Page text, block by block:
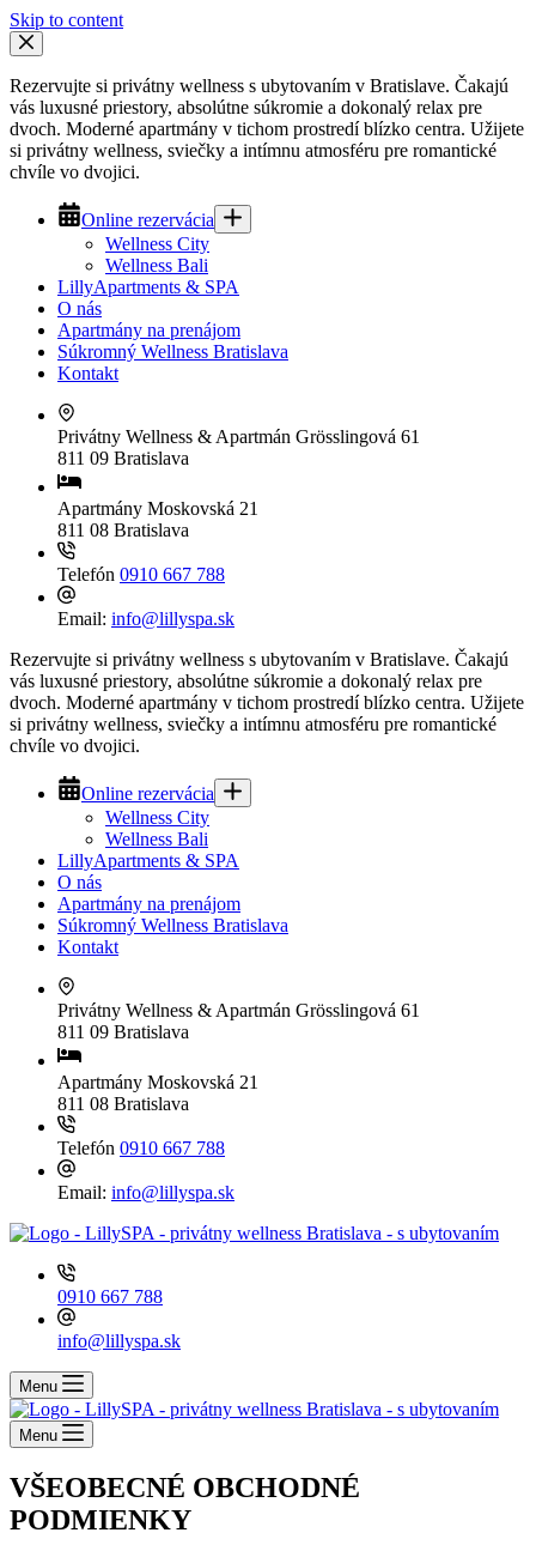
Skip to content
Rezervujte si privátny wellness s ubytovaním v Bratislave. Čakajú
vás luxusné priestory, absolútne súkromie a dokonalý relax pre
dvoch. Moderné apartmány v tichom prostredí blízko centra. Užijete
si privátny wellness, sviečky a intímnu atmosféru pre romantické
chvíle vo dvojici.
Online rezervácia
Wellness City
Wellness Bali
LillyApartments & SPA
O nás
Apartmány na prenájom
Súkromný Wellness Bratislava
Kontakt
Privátny Wellness & Apartmán Grösslingová 61
811 09 Bratislava
Apartmány Moskovská 21
811 08 Bratislava
Telefón 0910 667 788
Email: info@lillyspa.sk
Rezervujte si privátny wellness s ubytovaním v Bratislave. Čakajú
vás luxusné priestory, absolútne súkromie a dokonalý relax pre
dvoch. Moderné apartmány v tichom prostredí blízko centra. Užijete
si privátny wellness, sviečky a intímnu atmosféru pre romantické
chvíle vo dvojici.
Online rezervácia
Wellness City
Wellness Bali
LillyApartments & SPA
O nás
Apartmány na prenájom
Súkromný Wellness Bratislava
Kontakt
Privátny Wellness & Apartmán Grösslingová 61
811 09 Bratislava
Apartmány Moskovská 21
811 08 Bratislava
Telefón 0910 667 788
Email: info@lillyspa.sk
0910 667 788
info@lillyspa.sk
Menu
Menu
VŠEOBECNÉ OBCHODNÉ
PODMIENKY